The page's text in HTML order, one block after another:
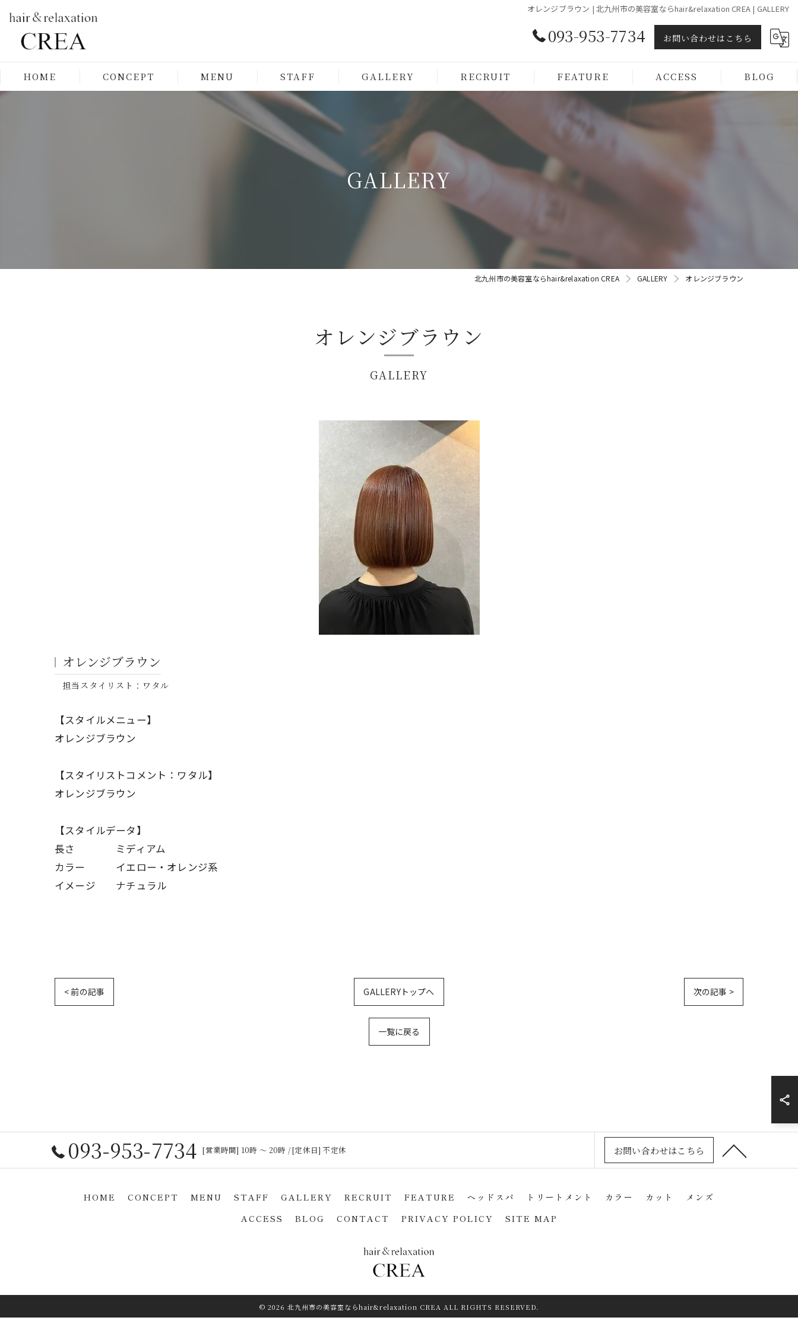
オレンジブラウン | 北九州市の美容室ならhair&relaxation CREA | GALLERY
093-953-7734 お問い合わせはこちら
HOME CONCEPT MENU STAFF GALLERY RECRUIT FEATURE
トリートメント
ACCESS BLOG
GALLERY
北九州市の美容室ならhair&relaxation CREA GALLERY オレンジブラウン
GALLERY
オレンジブラウン
オレンジブラウン
担当スタイリスト：ワタル
【スタイルメニュー】
オレンジブラウン
【スタイリストコメント：ワタル】
オレンジブラウン
【スタイルデータ】
長さ ミディアム
カラー イエロー・オレンジ系
イメージ ナチュラル
< 前の記事 GALLERYトップへ 次の記事 >
一覧に戻る
093-953-7734 [営業時間] 10時 〜 20時 / [定休日] 不定休 お問い合わせはこちら
HOME CONCEPT MENU STAFF GALLERY RECRUIT FEATURE ヘッドスパ トリートメント カラー カット
メンズ
ACCESS
BLOG CONTACT PRIVACY POLICY SITE MAP
© 2026 北九州市の美容室ならhair&relaxation CREA ALL RIGHTS RESERVED.